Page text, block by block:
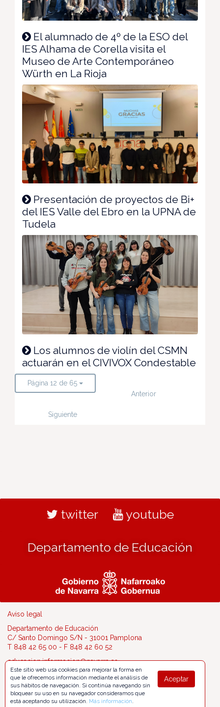
El alumnado de 4º de la ESO del
IES Alhama de Corella visita el
Museo de Arte Contemporáneo
Würth en La Rioja
Presentación de proyectos de Bi+
del IES Valle del Ebro en la UPNA de
Tudela
Los alumnos de violín del CSMN
actuarán en el CIVIVOX Condestable
Página 12 de 65
Anterior
Siguiente
twitter youtube
Departamento de Educación
Aviso legal
Departamento de Educación
C/ Santo Domingo S/N - 31001 Pamplona
T 848 42 65 00 - F 848 42 60 52
educacion.informacion@navarra.es
Aceptar
Este sitio web usa cookies para mejorar la forma en
que le ofrecemos información mediante el análisis de
sus hábitos de navegación. Si continúa navegando sin
bloquear su uso en su navegador consideramos que
está aceptando su utilización. Más información.